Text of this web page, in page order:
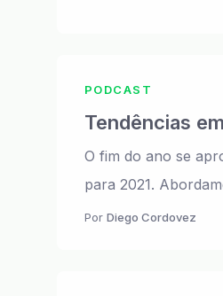
PODCAST
Tendências
O fim do ano se
para 2021.
Por Diego Cordovez